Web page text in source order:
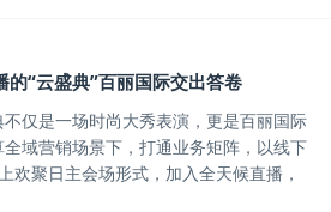
“云盛典”百丽国际交出答卷
仅是一场时尚大秀表演，更是百丽国际
域营销场景下，打通业务矩阵，以线下
欢聚日主会场形式，加入全天候直播，